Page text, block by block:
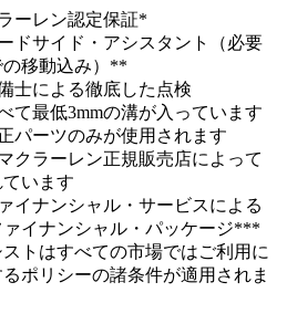
ーレン認定保証*
ドサイド・アシスタント（必要
移動込み）**
士による徹底した点検
て最低3mmの溝が入っています
パーツのみが使用されます
クラーレン正規販売店によって
います
イナンシャル・サービスによる
イナンシャル・パッケージ***
トはすべての市場ではご利用に
ポリシーの諸条件が適用されま